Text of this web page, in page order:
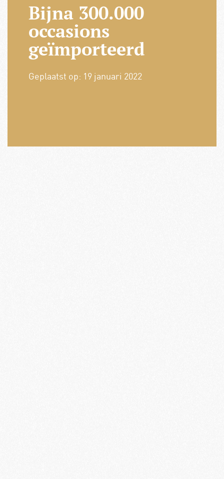
Bijna 300.000
occasions
geïmporteerd
Geplaatst op: 19 januari 2022